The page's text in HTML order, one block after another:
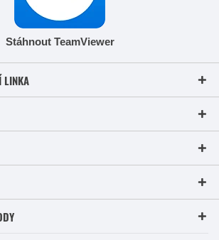
Stáhnout TeamViewer
LINKA